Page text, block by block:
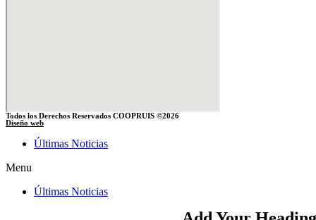
Todos los Derechos Reservados COOPRUIS ©2026
Diseño web
Últimas Noticias
Menu
Últimas Noticias